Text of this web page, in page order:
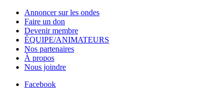
Annoncer sur les ondes
Faire un don
Devenir membre
ÉQUIPE/ANIMATEURS
Nos partenaires
À propos
Nous joindre
Facebook